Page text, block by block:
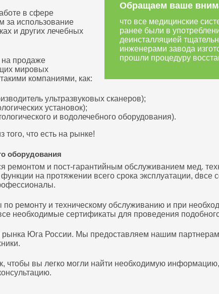
Обращаем ваше
что все медицинские
ранее были в
деинсталляцией
инженерами завода
прошли процедуру
в сфере
за использование
и других лечебных
на продаже
мировых
компаниями, как:
ультразвуковых сканеров);
установок);
и водолечебного оборудования).
что есть на рынке!
оборудования
ремонтом и пост-гарантийным обслуживанием мед.
на протяжении всего срока эксплуатации, dвсе
ремонту и техническому обслуживанию и при
необходимые сертификаты для проведения
рынка Юга России. Мы предоставляем нашим
чтобы вы легко могли найти необходимую